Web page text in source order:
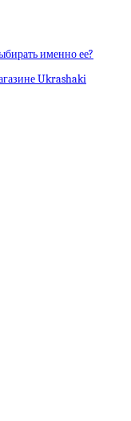
именно ее?
Ukrashaki